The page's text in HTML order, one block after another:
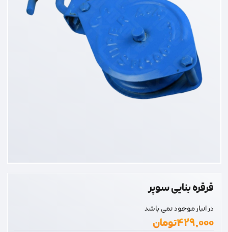
قرقره بنایی سوپر
در انبار موجود نمی باشد
۴۲۹,۰۰۰تومان